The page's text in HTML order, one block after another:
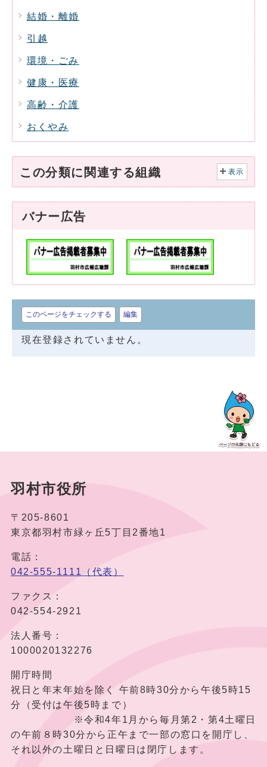
結婚・離婚
引越
環境・ごみ
健康・医療
高齢・介護
おくやみ
この分類に関連する組織 表示
バナー広告
このページをチェックする 編集
現在登録されていません。
羽村市役所
〒205-8601
東京都羽村市緑ヶ丘5丁目2番地1
電話：
042-555-1111（代表）
ファクス：
042-554-2921
法人番号：
1000020132276
開庁時間
祝日と年末年始を除く 午前8時30分から午後5時15
分（受付は午後5時まで）
※令和4年1月から毎月第2・第4土曜日
の午前８時30分から正午まで一部の窓口を開庁し、
それ以外の土曜日と日曜日は閉庁します。